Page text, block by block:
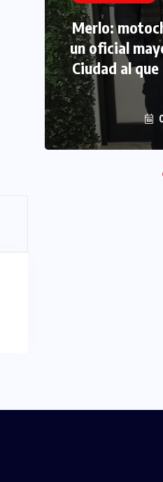
Merlo:
un oficial
Ciudad al
Morón: se
detenida